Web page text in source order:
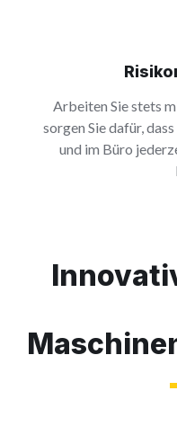
Arbeiten Sie stets
sorgen Sie dafür,
und im Büro